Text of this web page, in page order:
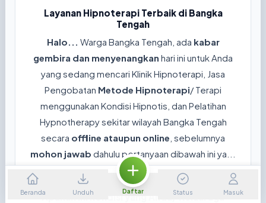
Layanan Hipnoterapi Terbaik di Bangka
Tengah
Halo... Warga Bangka Tengah, ada kabar
gembira dan menyenangkan hari ini untuk Anda
yang sedang mencari Klinik Hipnoterapi, Jasa
Pengobatan Metode Hipnoterapi/ Terapi
menggunakan Kondisi Hipnotis, dan Pelatihan
Hypnotherapy sekitar wilayah Bangka Tengah
secara offline ataupun online , sebelumnya
mohon jawab dahulu pertanyaan dibawah ini ya...
😊
Apakah ini kondisi yang Anda/ Keluaraga
Beranda Unduh Daftar Status Masuk